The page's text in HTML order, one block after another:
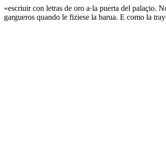
«escriuir con letras de oro a·la puerta del palaçio.
gargueros quando le fiziese la barua. E como la